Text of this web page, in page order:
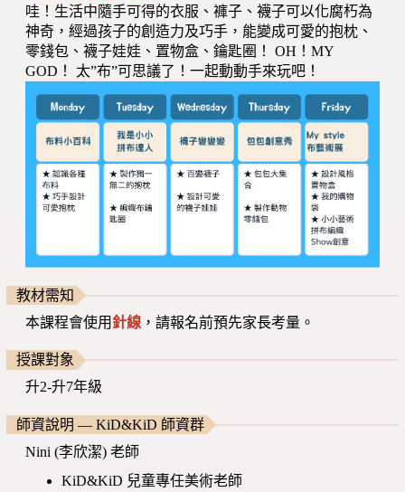
哇！生活中隨手可得的衣服、褲子、襪子可以化腐朽為
神奇，經過孩子的創造力及巧手，能變成可愛的抱枕、
零錢包、襪子娃娃、置物盒、鑰匙圈！ OH！MY
GOD！ 太”布”可思議了！一起動動手來玩吧！
教材需知
本課程會使用 針線 ，請報名前預先家長考量。
授課對象
升2-升7年級
師資說明 — KiD&KiD 師資群
Nini (李欣潔) 老師
KiD&KiD 兒童專任美術老師